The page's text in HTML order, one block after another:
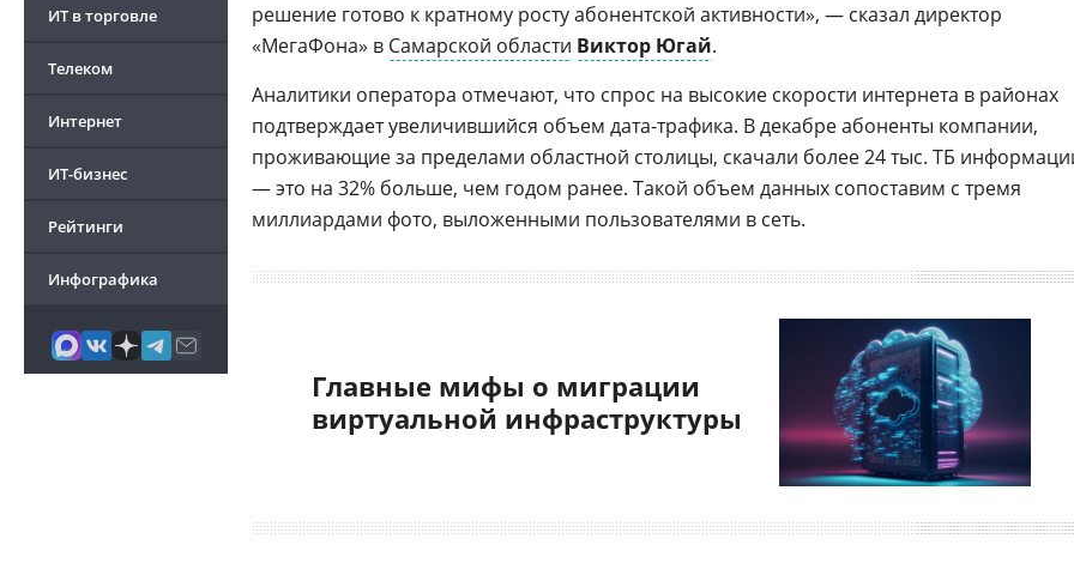
ИТ в торговле
Телеком
Интернет
ИТ-бизнес
Рейтинги
Инфографика
решение готово к кратному росту абонентской активности», — сказал директор
«МегаФона» в Самарской области Виктор Югай.
Аналитики оператора отмечают, что спрос на высокие скорости интернета в районах
подтверждает увеличившийся объем дата-трафика. В декабре абоненты компании,
проживающие за пределами областной столицы, скачали более 24 тыс. ТБ
— это на 32% больше, чем годом ранее. Такой объем данных сопоставим с тремя
миллиардами фото, выложенными пользователями в сеть.
Главные мифы о миграции
виртуальной инфраструктуры